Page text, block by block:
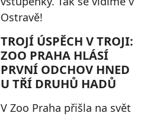
Ostravě!
TROJÍ ÚSPĚCH V TROJI:
ZOO PRAHA HLÁSÍ
PRVNÍ ODCHOV HNED
U TŘÍ DRUHŮ HADŮ
V Zoo Praha přišla na svět